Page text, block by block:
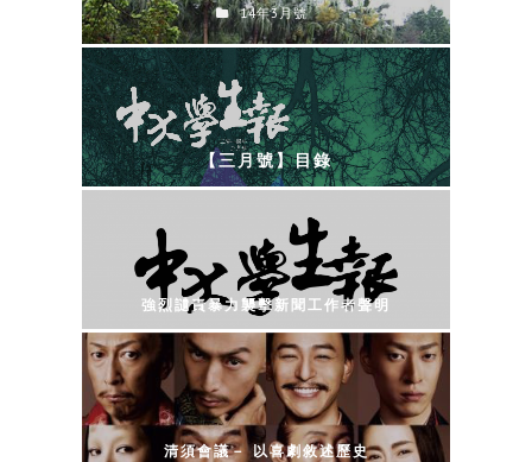
14年3月號
【三月號】目錄
強烈讉責暴力襲擊新聞工作者聲明
清須會議－ 以喜劇敘述歷史